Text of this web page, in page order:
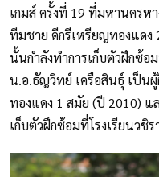
เกมส์ ครั้งที่ 19 ที่มหานครห
ทีมชาย ดีกรีเหรียญทองแดง
นั้นกำลังทำการเก็บตัวฝึกซ้
น.อ.ธัญวิทย์ เครือสินธุ์ เป็น
ทองแดง 1 สมัย (ปี 2010) แ
เก็บตัวฝึกซ้อมที่โรงเรียนวชิ